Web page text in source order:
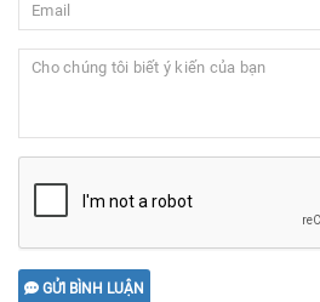
GỬI BÌNH LUẬN